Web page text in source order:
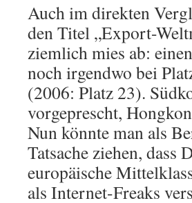
Auch im direkten
den Titel „Export-
ziemlich mies ab:
noch irgendwo bei
(2006: Platz 23).
vorgeprescht,
Nun könnte man als
Tatsache ziehen,
europäische
als Internet-Freaks